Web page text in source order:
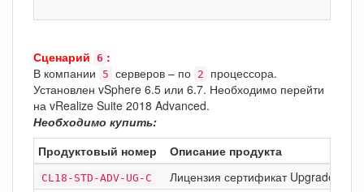
Сценарий 6 :
В компании
5 серверов – по 2
процессора.
Установлен vSphere 6.5 или 6.7. Необходимо перейти
на vRealize Suite 2018 Advanced.
Необходимо купить:
Продуктовый номер
Описание продукта
CL18-STD-ADV-UG-C Лицензия сертификат Upgrade: